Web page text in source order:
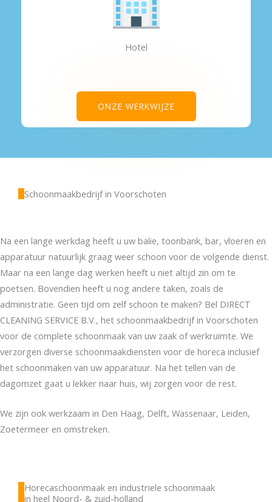
Hotel
ONZE WERKWIJZE
Schoonmaakbedrijf in Voorschoten
Na een lange werkdag heeft u uw balie, toonbank, bar, vloeren en
apparatuur natuurlijk graag weer schoon voor de volgende dienst.
Maar na een lange dag werken heeft u niet altijd zin om te
poetsen. Bovendien heeft u nog andere taken, zoals de
administratie. Geen tijd om zelf schoon te maken? Bel DIRECT
CLEANING SERVICE B.V., het schoonmaakbedrijf in Voorschoten
voor de complete schoonmaak van uw zaak of werkruimte. We
verzorgen diverse schoonmaakdiensten voor de horeca inclusief
het schoonmaken van uw apparatuur. Na het tellen van de
dagomzet gaat u lekker naar huis, wij zorgen voor de rest.
We zijn ook werkzaam in Den Haag, Delft, Wassenaar, Leiden,
Zoetermeer en omstreken.
Horecaschoonmaak en industriele schoonmaak
in heel Noord- & zuid-holland